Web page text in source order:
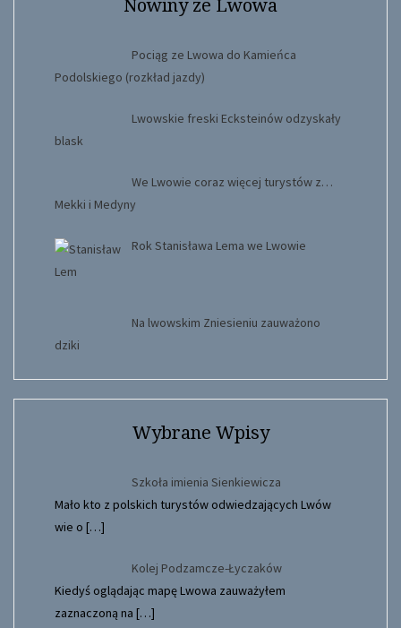
Nowiny ze Lwowa
Pociąg ze Lwowa do Kamieńca
Podolskiego (rozkład jazdy)
Lwowskie freski Ecksteinów odzyskały
blask
We Lwowie coraz więcej turystów z…
Mekki i Medyny
Rok Stanisława Lema we Lwowie
Na lwowskim Zniesieniu zauważono
dziki
Wybrane Wpisy
Szkoła imienia Sienkiewicza
Mało kto z polskich turystów odwiedzających Lwów
wie o […]
Kolej Podzamcze-Łyczaków
Kiedyś oglądając mapę Lwowa zauważyłem
zaznaczoną na […]